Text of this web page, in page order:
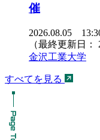
催
2026.08.05
（最終更新日：
金沢工業大学
すべてを見る